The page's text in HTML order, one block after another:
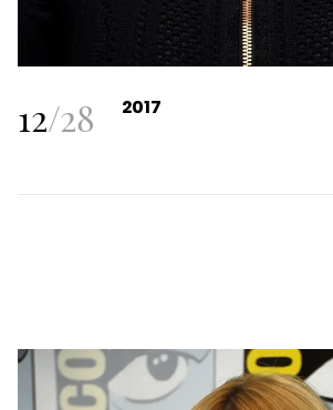
12/28 2017